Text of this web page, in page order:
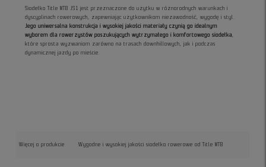
Siodełko Title MTB JS1 jest przeznaczone do użytku w różnorodnych warunkach i
dyscyplinach rowerowych, zapewniając użytkownikom niezawodność, wygodę i styl.
Jego uniwersalna konstrukcja i wysokiej jakości materiały czynią go idealnym
wyborem dla rowerzystów poszukujących wytrzymałego i komfortowego siodełka,
które sprosta wyzwaniom zarówno na trasach downhillowych, jak i podczas
dynamicznej jazdy po mieście.
Więcej o produkcie Wygodne i wysokiej jakości siodełko rowerowe od Title MTB